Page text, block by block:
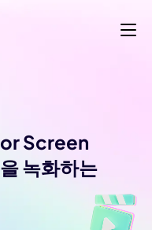
Screen
녹화하는